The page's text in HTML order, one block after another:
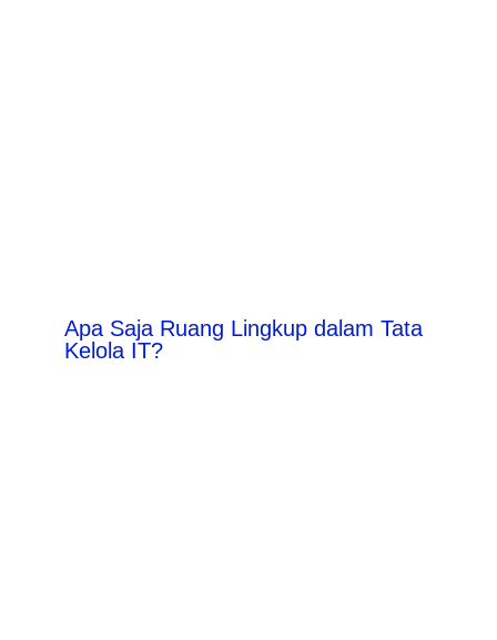
Apa Saja Ruang Lingkup dalam Tata
Kelola IT?